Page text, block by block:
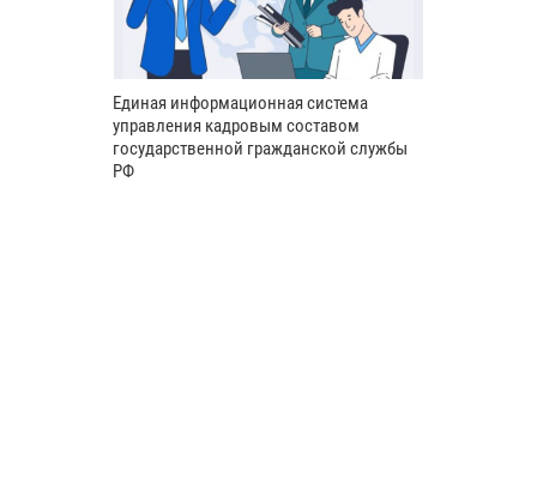
Единая информационная система
управления кадровым составом
государственной гражданской службы
РФ